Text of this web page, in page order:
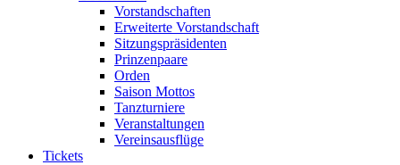
Vorstandschaften
Erweiterte Vorstandschaft
Sitzungspräsidenten
Prinzenpaare
Orden
Saison Mottos
Tanzturniere
Veranstaltungen
Vereinsausflüge
Tickets